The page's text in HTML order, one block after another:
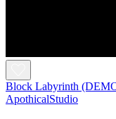
Block Labyrinth
ApothicalStudio